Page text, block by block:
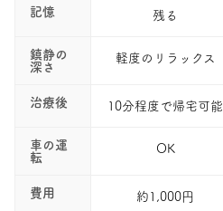
記憶 残る
鎮静の
深さ
軽度のリラックス
治療後 10分程度で帰宅可能
車の運
転
OK
費用 約1,000円